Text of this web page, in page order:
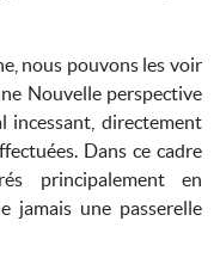
nous pouvons les voir
Nouvelle perspective
incessant, directement
Dans ce cadre
principalement en
jamais une passerelle